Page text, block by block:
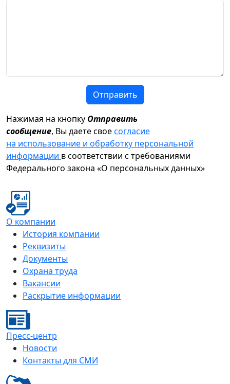
Отправить
Нажимая на кнопку Отправить
сообщение, Вы даете своесогласие
на использование и обработку персональной
информации в соответствии с требованиями
Федерального закона «О персональных данных»
О компании
История компании
Реквизиты
Документы
Охрана труда
Вакансии
Раскрытие информации
Пресс-центр
Новости
Контакты для СМИ